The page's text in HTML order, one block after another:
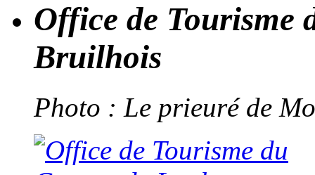
Office de Tourisme
Bruilhois
Photo : Le prieuré de